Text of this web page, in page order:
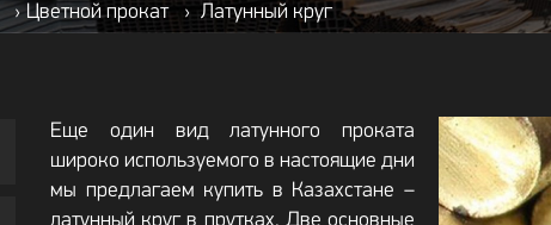
› Цветной прокат › Латунный круг
Еще один вид латунного проката
широко используемого в настоящие дни
мы предлагаем купить в Казахстане –